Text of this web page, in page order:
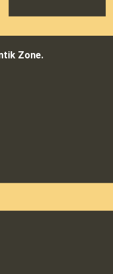
Zone.